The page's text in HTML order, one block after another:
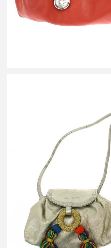
ロエベ マルチタッセルフ
買取金
詳し